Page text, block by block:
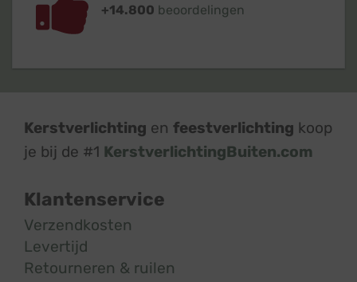
+14.800 beoordelingen
Kerstverlichting en feestverlichting koop
je bij de #1 KerstverlichtingBuiten.com
Klantenservice
Verzendkosten
Levertijd
Retourneren & ruilen